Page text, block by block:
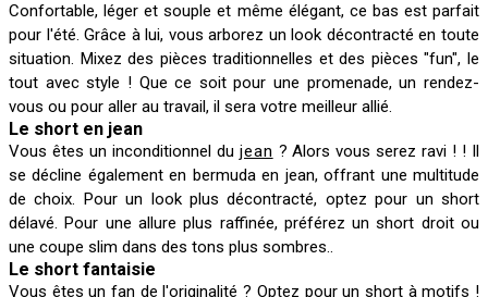
Confortable, léger et souple et même élégant, ce bas est parfait
pour l'été. Grâce à lui, vous arborez un look décontracté en toute
situation. Mixez des pièces traditionnelles et des pièces "fun", le
tout avec style ! Que ce soit pour une promenade, un rendez-
vous ou pour aller au travail, il sera votre meilleur allié.
Le short en jean
Vous êtes un inconditionnel du jean ? Alors vous serez ravi ! ! Il
se décline également en bermuda en jean, offrant une multitude
de choix. Pour un look plus décontracté, optez pour un short
délavé. Pour une allure plus raffinée, préférez un short droit ou
une coupe slim dans des tons plus sombres..
Le short fantaisie
Vous êtes un fan de l'originalité ? Optez pour un short à motifs !